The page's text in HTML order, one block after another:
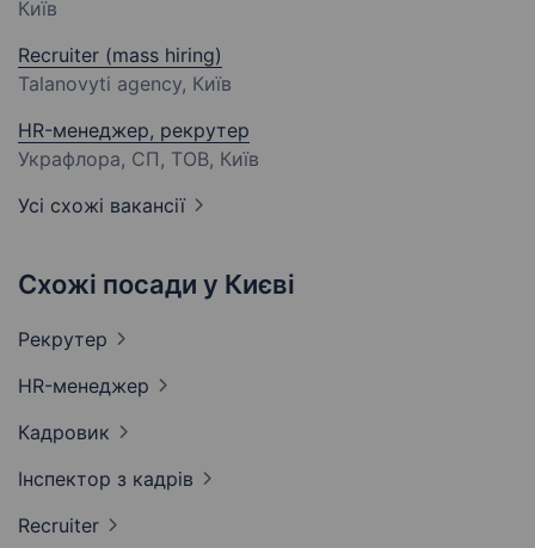
Київ
Recruiter (mass hiring)
Talanovyti agency, Київ
HR-менеджер, рекрутер
Украфлора, СП, ТОВ, Київ
Усі схожі вакансії
Схожі посади у Києві
Рекрутер
HR-менеджер
Кадровик
Інспектор з кадрів
Recruiter